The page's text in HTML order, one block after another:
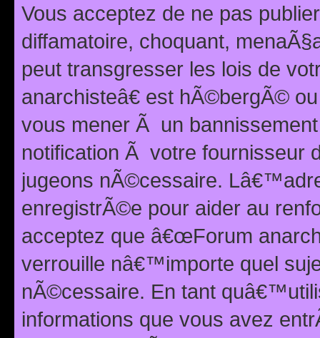
Vous acceptez de ne pas
diffamatoire, choquant,
peut transgresser les lois de
anarchisteâ€ est hÃ©bergÃ©
vous mener Ã un
notification Ã votre fournisseur
jugeons nÃ©cessaire.
enregistrÃ©e pour aider au
acceptez que â€œForum
verrouille nâ€™importe quel
nÃ©cessaire. En tant
informations que vous avez